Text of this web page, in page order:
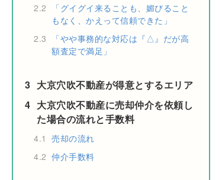
2.2
「グイグイ来ることも、媚びること
もなく、かえって信頼できた」
2.3
「やや事務的な対応は『△』だが高
額査定で満足」
3 大京穴吹不動産が得意とするエリア
4 大京穴吹不動産に売却仲介を依頼し
た場合の流れと手数料
4.1 売却の流れ
4.2 仲介手数料